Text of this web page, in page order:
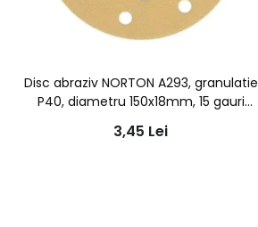
Disc abraziv NORTON A293, granulatie
P40, diametru 150x18mm, 15 gauri
aspiratie
3,45 Lei